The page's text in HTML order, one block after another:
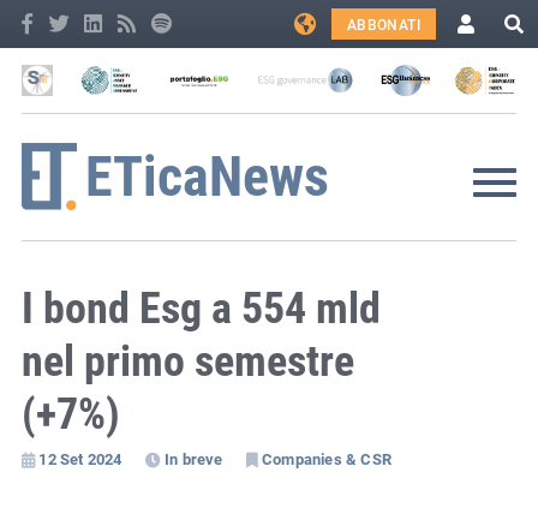
ABBONATI
I bond Esg a 554 mld
nel primo semestre
(+7%)
12 Set 2024 In breve Companies & CSR